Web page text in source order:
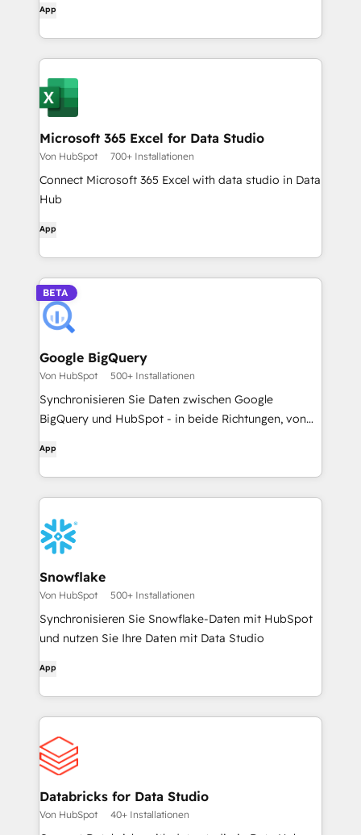
App
Microsoft 365 Excel for Data Studio
Von HubSpot 700+ Installationen
Connect Microsoft 365 Excel with data studio in Data
Hub
App
BETA
Google BigQuery
Von HubSpot 500+ Installationen
Synchronisieren Sie Daten zwischen Google
BigQuery und HubSpot - in beide Richtungen, von
App
Snowflake
Von HubSpot 500+ Installationen
Synchronisieren Sie Snowflake-Daten mit HubSpot
und nutzen Sie Ihre Daten mit Data Studio
App
Databricks for Data Studio
Von HubSpot 40+ Installationen